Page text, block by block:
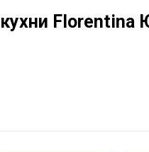
Florentina